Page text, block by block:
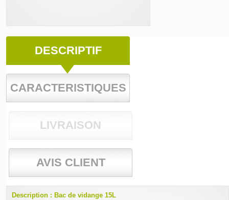
DESCRIPTIF
CARACTERISTIQUES
LIVRAISON
AVIS CLIENT
Description : Bac de vidange 15L